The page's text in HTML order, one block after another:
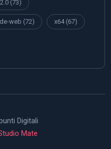
(73)
web (72) x64(67)
Digitali
Mate